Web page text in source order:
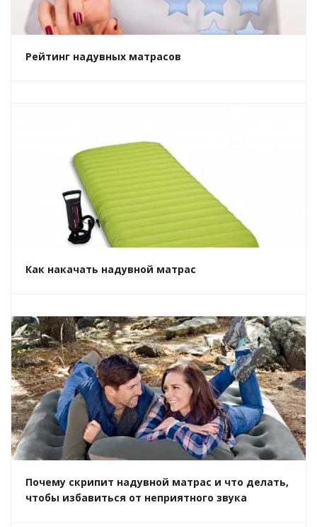
Рейтинг надувных матрасов
Как накачать надувной матрас
Почему скрипит надувной матрас и что делать,
чтобы избавиться от неприятного звука